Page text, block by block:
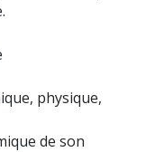
physique,
de son